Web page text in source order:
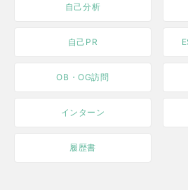
自己分析
自己PR
OB・OG訪問
インターン
履歴書